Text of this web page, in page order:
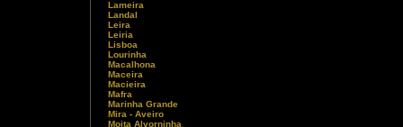
Lameira
Landal
Leira
Leiria
Lisboa
Lourinha
Macalhona
Maceira
Macieira
Mafra
Marinha Grande
Mira - Aveiro
Moita Alvorninha